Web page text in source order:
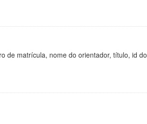
de matrícula, nome do orientador, título, id do